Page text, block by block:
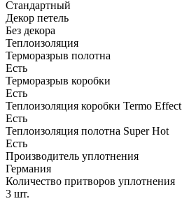
Стандартный
Декор петель
Без декора
Теплоизоляция
Терморазрыв полотна
Есть
Терморазрыв коробки
Есть
Теплоизоляция коробки Termo Effect
Есть
Теплоизоляция полотна Super Нot
Есть
Производитель уплотнения
Германия
Количество притворов уплотнения
3 шт.